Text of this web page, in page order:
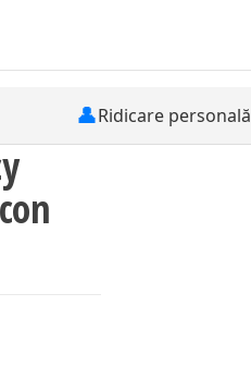
👤Ridicare personală